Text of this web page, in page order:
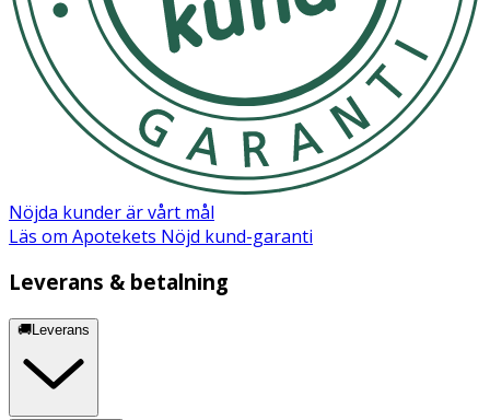
Nöjda kunder är vårt mål
Läs om Apotekets Nöjd kund-garanti
Leverans & betalning
🚚Leverans